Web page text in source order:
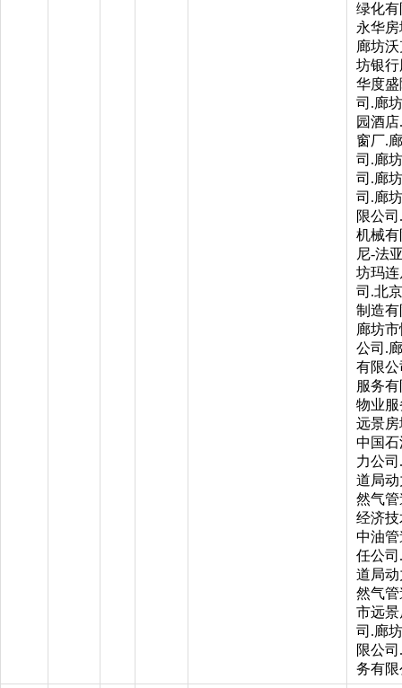
绿化
永华
廊坊
坊银
华度
司.廊
园酒
窗厂.
司.廊
司.廊
司.廊
限公
机械
尼-法
坊玛
司.北
制造
廊坊
公司.
有限
服务
物业
远景
中国
力公
道局
然气
经济
中油
任公
道局
然气
市远
司.廊
限公
务有